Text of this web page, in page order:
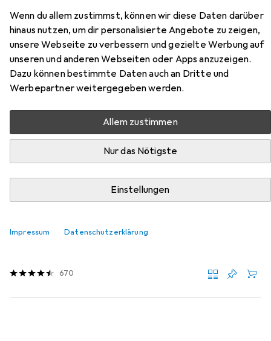
Wenn du allem zustimmst, können wir diese Daten darüber
hinaus nutzen, um dir personalisierte Angebote zu zeigen,
unsere Webseite zu verbessern und gezielte Werbung auf
unseren und anderen Webseiten oder Apps anzuzeigen.
Dazu können bestimmte Daten auch an Dritte und
Werbepartner weitergegeben werden.
Allem zustimmen
Nur das Nötigste
Einstellungen
Impressum Datenschutzerklärung
Zubehör für Intex Whale
Hier findest du passendes Zubehör zum Produkt Intex
Whale aus der Kategorie Luftpumpe.
Relevanz
670